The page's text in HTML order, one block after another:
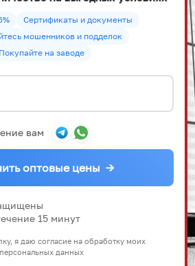
Сертификаты и документы
мошенников и подделок
Покупайте на заводе
вам
оптовые цены →
15 минут
я даю согласие на обработку моих
персональных данных